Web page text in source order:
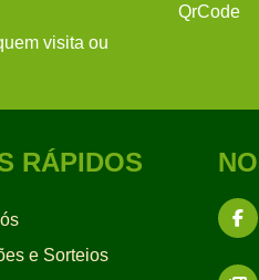
visita ou
RÁPIDOS
e Sorteios